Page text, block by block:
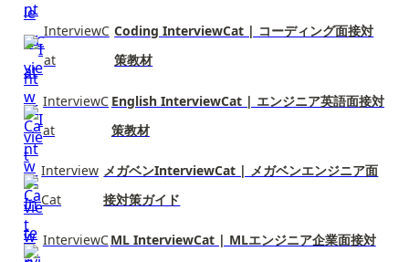
InterviewC
at
Coding InterviewCat | コーディング面接対
策教材
InterviewC
at
English InterviewCat | エンジニア英語面接対
策教材
Interview
Cat
メガベンInterviewCat | メガベンエンジニア面
接対策ガイド
InterviewCML InterviewCat | MLエンジニア企業面接対